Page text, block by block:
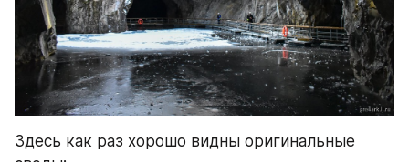
Здесь как раз хорошо видны оригинальные